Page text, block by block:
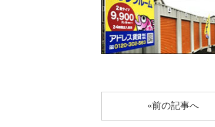
«前の記事へ